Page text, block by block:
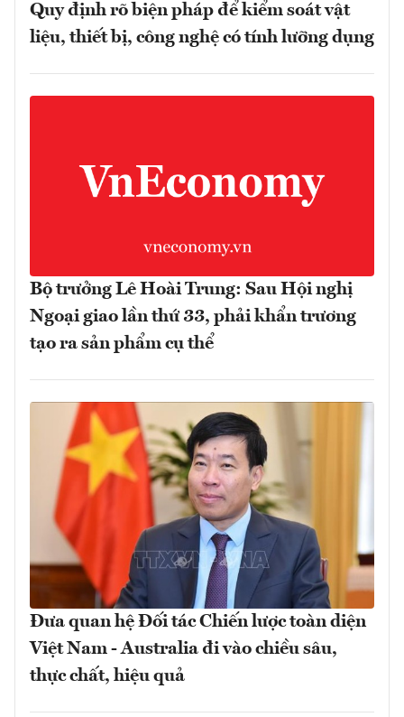
Quy định rõ biện pháp để kiểm soát vật
liệu, thiết bị, công nghệ có tính lưỡng dụng
Bộ trưởng Lê Hoài Trung: Sau Hội nghị
Ngoại giao lần thứ 33, phải khẩn trương
tạo ra sản phẩm cụ thể
Đưa quan hệ Đối tác Chiến lược toàn diện
Việt Nam - Australia đi vào chiều sâu,
thực chất, hiệu quả